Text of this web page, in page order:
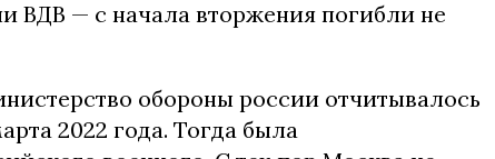
ВДВ — с начала вторжения погибли не
обороны россии отчитывалось
2022 года. Тогда была